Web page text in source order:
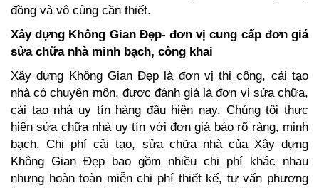
đồng và vô cùng cần thiết.
Xây dựng Không Gian Đẹp- đơn vị cung cấp đơn giá
sửa chữa nhà minh bạch, công khai
Xây dựng Không Gian Đẹp là đơn vị thi công, cải tạo
nhà có chuyên môn, được đánh giá là đơn vị sửa chữa,
cải tạo nhà uy tín hàng đầu hiện nay. Chúng tôi thực
hiện sửa chữa nhà uy tín với đơn giá báo rõ ràng, minh
bạch. Chi phí cải tạo, sửa chữa nhà của Xây dựng
Không Gian Đẹp bao gồm nhiều chi phí khác nhau
nhưng hoàn toàn miễn chi phí thiết kế, tư vấn phương